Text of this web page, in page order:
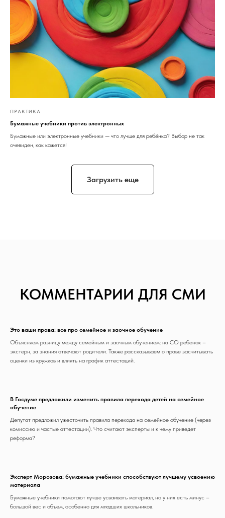
ПРАКТИКА
Бумажные учебники против электронных
Бумажные или электронные учебники — что лучше для ребёнка? Выбор не так
очевиден, как кажется!
Загрузить еще
КОММЕНТАРИИ ДЛЯ СМИ
Это ваши права: все про семейное и заочное обучение
Объясняем разницу между семейным и заочным обучением: на СО ребенок –
экстерн, за знания отвечают родители. Также рассказываем о праве засчитывать
оценки из кружков и влиять на график аттестаций.
В Госдуме предложили изменить правила перехода детей на семейное
обучение
Депутат предложил ужесточить правила перехода на семейное обучение (через
комиссию и частые аттестации). Что считают эксперты и к чему приведет
реформа?
Эксперт Морозова: бумажные учебники способствуют лучшему усвоению
материала
Бумажные учебники помогают лучше усваивать материал, но у них есть минус –
большой вес и объем, особенно для младших школьников.